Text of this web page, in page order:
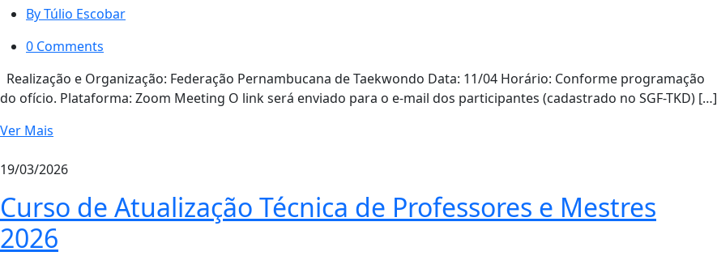
By Túlio Escobar
0 Comments
Realização e Organização: Federação Pernambucana de Taekwondo Data: 11/04 Horário: Conforme programação
do ofício. Plataforma: Zoom Meeting O link será enviado para o e-mail dos participantes (cadastrado no SGF-TKD) […]
Ver Mais
19/03/2026
Curso de Atualização Técnica de Professores e Mestres
2026